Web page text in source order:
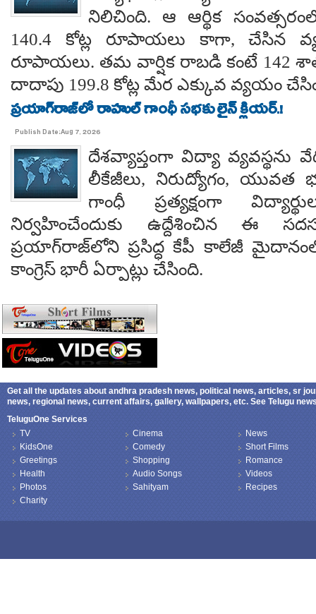
నిలిచింది. ఆ ఆర్థిక
140.4 కోట్ల రూపాయలు కాగా, చేసిన
రూపాయలు. తమ వార్షిక రాబడి కంటే 142
దాదాపు 199.8 కోట్ల మేర ఎక్కువ వ్యయం
ప్రయాగ్‌రాజ్‌లో రాహుల్ గాంధీ సభకు లైన్ క్లియర్.!
Publish Date:Aug 7, 2026
దేశవ్యాప్తంగా విద్యా వ్యవస్థను
లీకేజీలు, నిరుద్యోగం, యువత
గాంధీ ప్రత్యక్షంగా
నిర్వహించేందుకు ఉద్దేశించిన ఈ
ప్రయాగ్‌రాజ్‌లోని ప్రసిద్ధ కేపీ కాలేజీ మైదానంలో
కాంగ్రెస్ భారీ ఏర్పాట్లు చేసింది.
Get all the updates about andhra pradesh news, political news, articles, sr
news, regional news, current affairs, gallery, wallpapers, etc. See Telugu
TeluguOne Services
TV
KidsOne
Greetings
Health
Photos
Charity
Cinema
Comedy
Shopping
Audio Songs
Sahityam
News
Short Films
Romance
Videos
Recipes